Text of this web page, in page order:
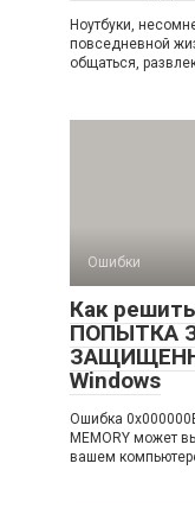
Ноутбуки,
повседневной
общаться,
Ошибки
Как
ПОПЫТКА
Windows
Ошибка
MEMORY может
вашем